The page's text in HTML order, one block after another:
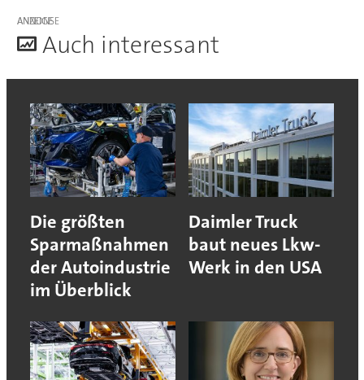
ANZEIGE
Auch interessant
Die größten
Sparmaßnahmen
der Autoindustrie
im Überblick
Daimler Truck
baut neues Lkw-
Werk in den USA